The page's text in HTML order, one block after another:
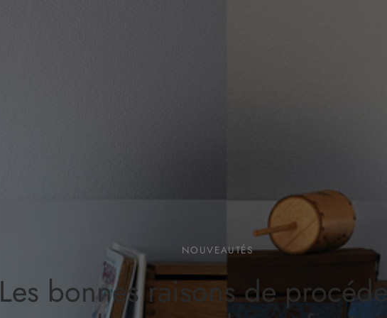
NOUVEAUTÉS
Les bonnes raisons de